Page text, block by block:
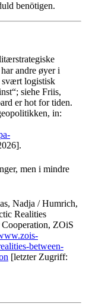
benötigen.
andre øyer i
svært logistisk
siehe Friis,
er hot for tiden.
in:
men i mindre
Nadja / Humrich,
Realities
ZOiS
between-
[letzter Zugriff: